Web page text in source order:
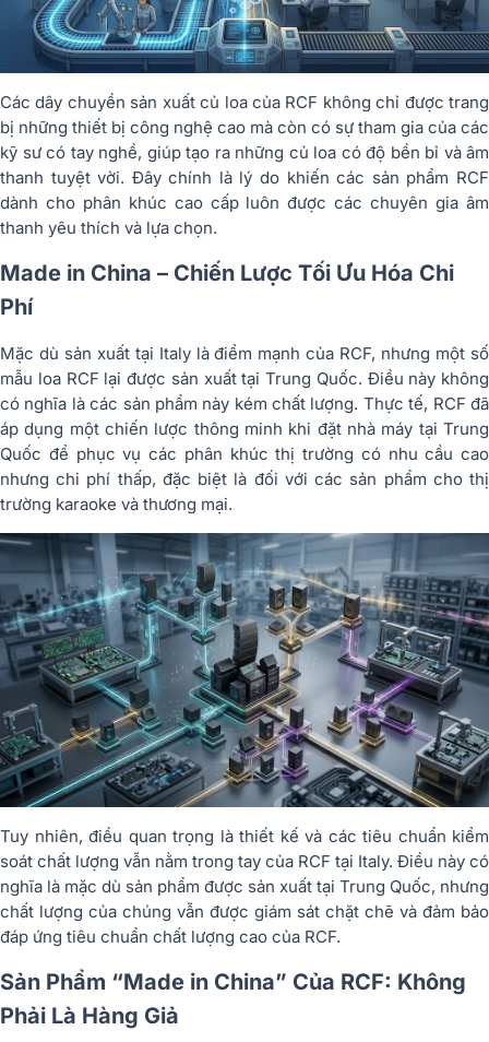
Các dây chuyền sản xuất củ loa của RCF không chỉ được trang
bị những thiết bị công nghệ cao mà còn có sự tham gia của các
kỹ sư có tay nghề, giúp tạo ra những củ loa có độ bền bỉ và âm
thanh tuyệt vời. Đây chính là lý do khiến các sản phẩm RCF
dành cho phân khúc cao cấp luôn được các chuyên gia âm
thanh yêu thích và lựa chọn.
Made in China – Chiến Lược Tối Ưu Hóa Chi
Phí
Mặc dù sản xuất tại Italy là điểm mạnh của RCF, nhưng một số
mẫu loa RCF lại được sản xuất tại Trung Quốc. Điều này không
có nghĩa là các sản phẩm này kém chất lượng. Thực tế, RCF đã
áp dụng một chiến lược thông minh khi đặt nhà máy tại Trung
Quốc để phục vụ các phân khúc thị trường có nhu cầu cao
nhưng chi phí thấp, đặc biệt là đối với các sản phẩm cho thị
trường karaoke và thương mại.
Tuy nhiên, điều quan trọng là thiết kế và các tiêu chuẩn kiểm
soát chất lượng vẫn nằm trong tay của RCF tại Italy. Điều này có
nghĩa là mặc dù sản phẩm được sản xuất tại Trung Quốc, nhưng
chất lượng của chúng vẫn được giám sát chặt chẽ và đảm bảo
đáp ứng tiêu chuẩn chất lượng cao của RCF.
Sản Phẩm “Made in China” Của RCF: Không
Phải Là Hàng Giả